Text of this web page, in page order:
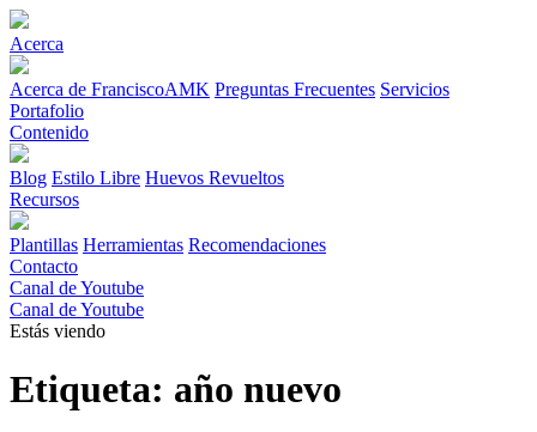
Acerca
Acerca de FranciscoAMK Preguntas Frecuentes Servicios
Portafolio
Contenido
Blog Estilo Libre Huevos Revueltos
Recursos
Plantillas Herramientas Recomendaciones
Contacto
Canal de Youtube
Canal de Youtube
Estás viendo
Etiqueta: año nuevo